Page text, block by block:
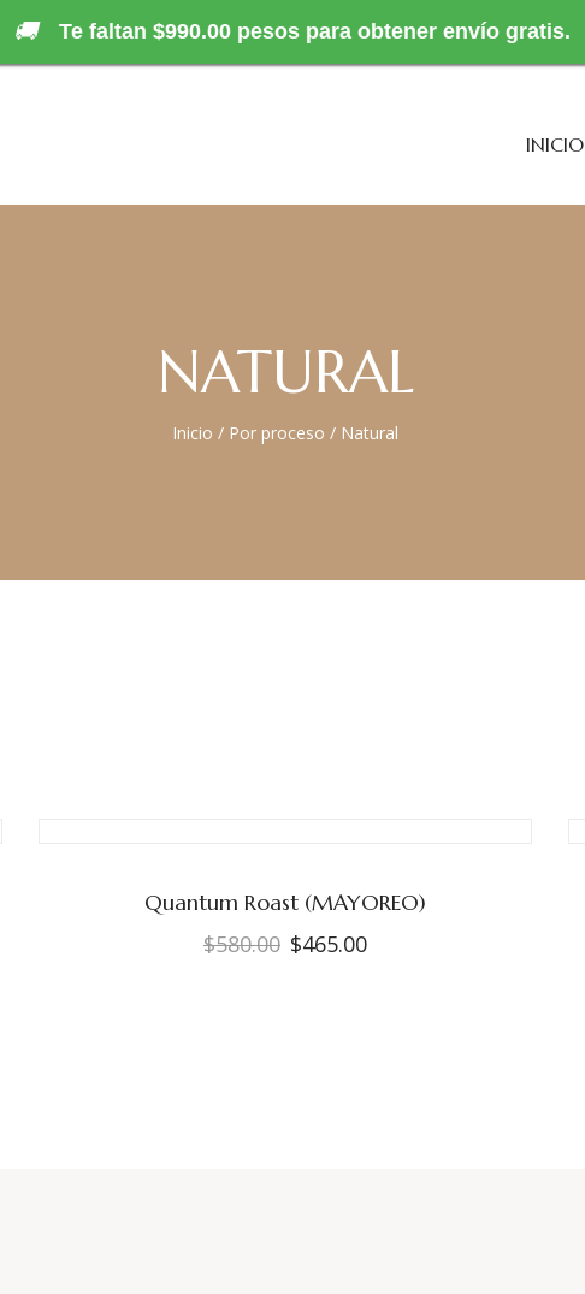
INICIO
NATURAL
Inicio / Por proceso / Natural
Quantum Roast (MAYOREO)
$580.00 $465.00
🚚 Te faltan $990.00 pesos para obtener envío gratis.